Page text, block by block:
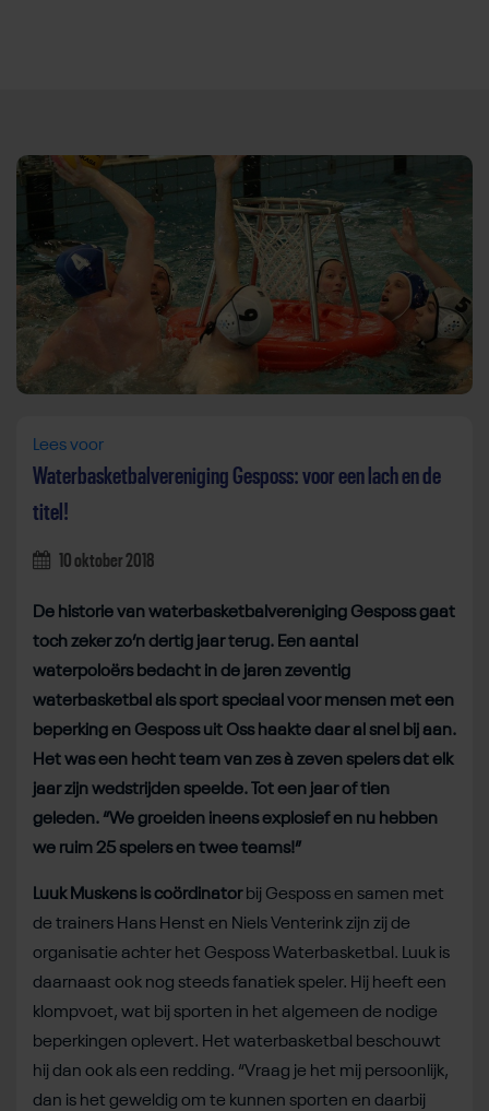
Direct door naar content
Lees voor
Waterbasketbalvereniging Gesposs: voor een lach en de
titel!
10 oktober 2018
De historie van waterbasketbalvereniging Gesposs gaat
toch zeker zo’n dertig jaar terug. Een aantal
waterpoloërs bedacht in de jaren zeventig
waterbasketbal als sport speciaal voor mensen met een
beperking en Gesposs uit Oss haakte daar al snel bij aan.
Het was een hecht team van zes à zeven spelers dat elk
jaar zijn wedstrijden speelde. Tot een jaar of tien
geleden. “We groeiden ineens explosief en nu hebben
we ruim 25 spelers en twee teams!”
Luuk Muskens is coördinatorbij Gesposs en samen met
de trainers Hans Henst en Niels Venterink zijn zij de
organisatie achter het Gesposs Waterbasketbal. Luuk is
daarnaast ook nog steeds fanatiek speler. Hij heeft een
klompvoet, wat bij sporten in het algemeen de nodige
beperkingen oplevert. Het waterbasketbal beschouwt
hij dan ook als een redding. “Vraag je het mij persoonlijk,
dan is het geweldig om te kunnen sporten en daarbij